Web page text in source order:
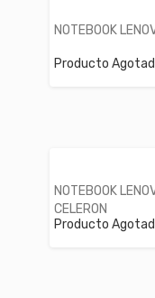
NOTEBOOK
Producto
NOTEBOOK
CELERON
Producto